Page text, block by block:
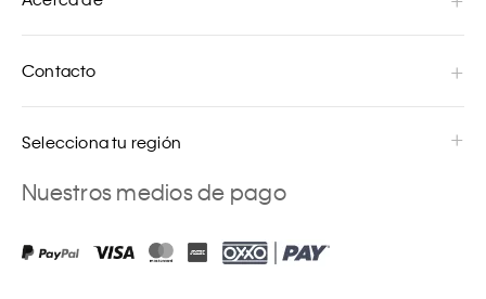
Contacto
Selecciona tu región
Nuestros medios de pago